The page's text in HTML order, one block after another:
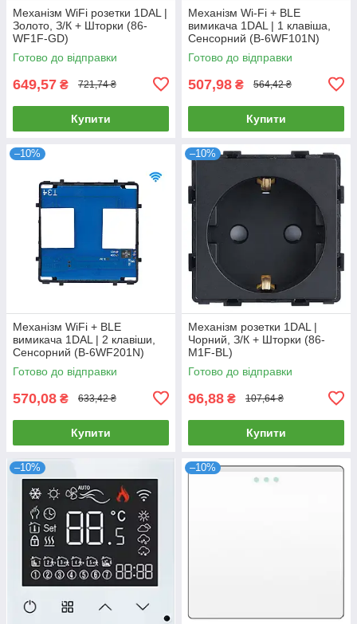
Механізм WiFi розетки 1DAL |
Золото, З/К + Шторки (86-
WF1F-GD)
Готово до відправки
649,57 ₴ 721,74 ₴
Купити
Механізм Wi-Fi + BLE
вимикача 1DAL | 1 клавіша,
Сенсорний (B-6WF101N)
Готово до відправки
507,98 ₴ 564,42 ₴
Купити
–10%
Механізм WiFi + BLE
вимикача 1DAL | 2 клавіши,
Сенсорний (B-6WF201N)
Готово до відправки
570,08 ₴ 633,42 ₴
Купити
–10%
Механізм розетки 1DAL |
Чорний, З/К + Шторки (86-
M1F-BL)
Готово до відправки
96,88 ₴ 107,64 ₴
Купити
–10% –10%